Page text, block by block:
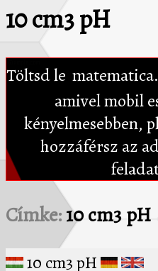
10 cm3 pH
Töltsd le
amivel mobil
kényelmesebben,
hozzáférsz az
Címke:10 cm3 pH
10 cm3 pH